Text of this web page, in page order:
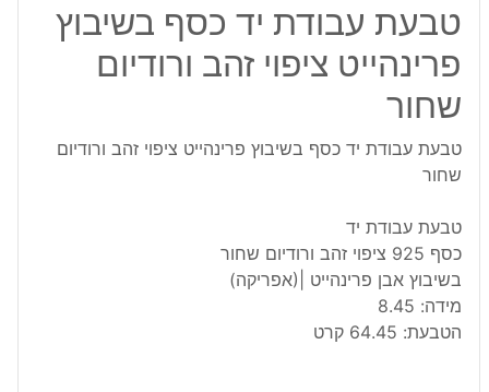
טבעת עבודת יד כסף בשיבוץ
פרינהייט ציפוי זהב ורודיום
שחור
טבעת עבודת יד כסף בשיבוץ פרינהייט ציפוי זהב ורודיום
שחור
טבעת עבודת יד
כסף 925 ציפוי זהב ורודיום שחור
בשיבוץ אבן פרינהייט |(אפריקה)
מידה: 8.45
הטבעת: 64.45 קרט